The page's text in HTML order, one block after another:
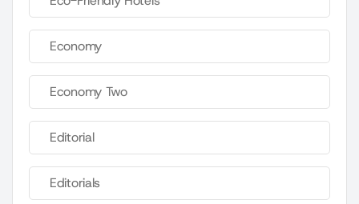
Economy
Economy Two
Editorial
Editorials